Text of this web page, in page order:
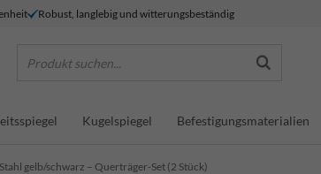
Robust, langlebig und witterungsbeständig
Produkt suchen...
Kugelspiegel Befestigungsmaterialien
gelb/schwarz – Querträger-Set (2 Stück)